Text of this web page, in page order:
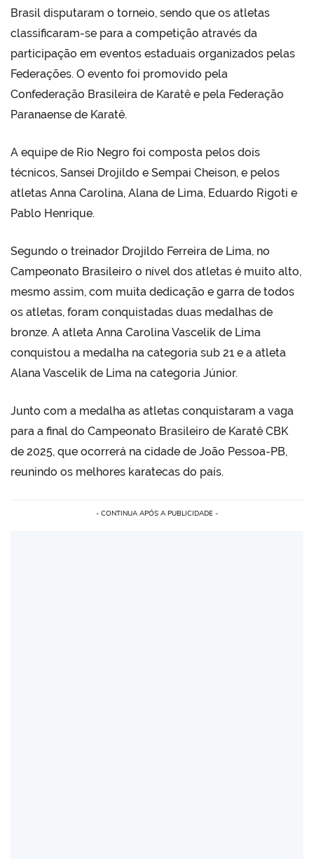
Brasil disputaram o torneio, sendo que os atletas
classificaram-se para a competição através da
participação em eventos estaduais organizados pelas
Federações. O evento foi promovido pela
Confederação Brasileira de Karatê e pela Federação
Paranaense de Karatê.
A equipe de Rio Negro foi composta pelos dois
técnicos, Sansei Drojildo e Sempai Cheison, e pelos
atletas Anna Carolina, Alana de Lima, Eduardo Rigoti e
Pablo Henrique.
Segundo o treinador Drojildo Ferreira de Lima, no
Campeonato Brasileiro o nível dos atletas é muito alto,
mesmo assim, com muita dedicação e garra de todos
os atletas, foram conquistadas duas medalhas de
bronze. A atleta Anna Carolina Vascelik de Lima
conquistou a medalha na categoria sub 21 e a atleta
Alana Vascelik de Lima na categoria Júnior.
Junto com a medalha as atletas conquistaram a vaga
para a final do Campeonato Brasileiro de Karatê CBK
de 2025, que ocorrerá na cidade de João Pessoa-PB,
reunindo os melhores karatecas do país.
- CONTINUA APÓS A PUBLICIDADE -